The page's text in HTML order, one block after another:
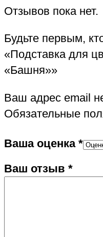
Отзывов пока нет.
Будьте первым,
«Подставка для
«Башня»»
Ваш адрес email
Обязательные
Ваша оценка *
Ваш отзыв *